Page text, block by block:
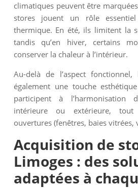
climatiques peuvent être
stores jouent un rôle
thermique. En été, ils limitent la
tandis qu’en hiver, certains
conserver la chaleur à l’intérieur.
Au-delà de l’aspect
également une touche
participent à l’harmonisation
intérieure ou extérieure,
ouvertures (fenêtres, baies vitrées,
Acquisition de
Limoges : des
adaptées à